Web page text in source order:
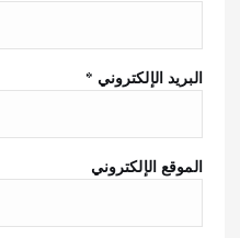
البريد الإلكتروني *
الموقع الإلكتروني